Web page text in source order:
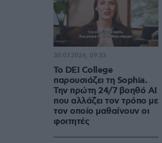
Το DEI College
παρουσιάζει τη Sophia.
Την πρώτη 24/7 βοηθό AI
που αλλάζει τον τρόπο με
τον οποίο μαθαίνουν οι
φοιτητές
30.07.2026, 09:33